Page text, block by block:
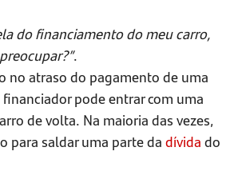
do financiamento do meu carro,
.
no atraso do pagamento de uma
pode entrar com uma
de volta. Na maioria das vezes,
para saldar uma parte da dívida do